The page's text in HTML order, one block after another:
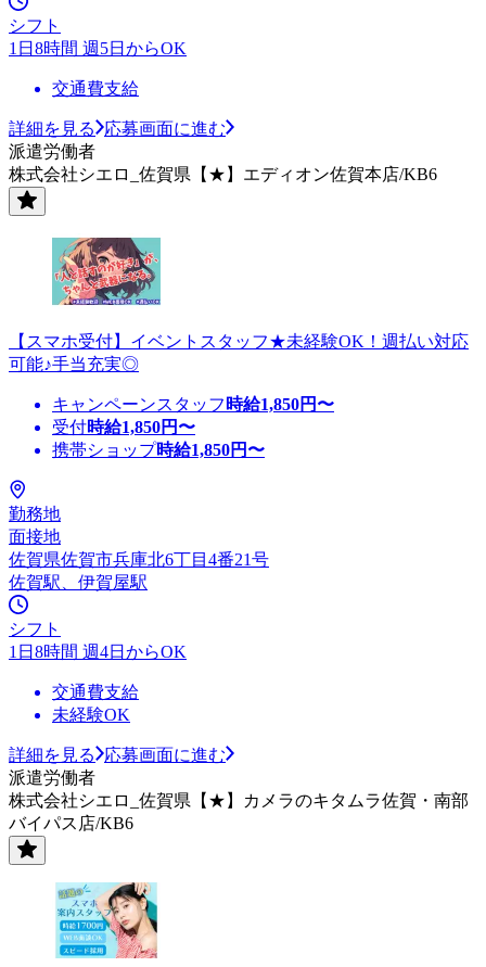
シフト
1日8時間 週5日からOK
交通費支給
詳細を見る
応募画面に進む
派遣労働者
株式会社シエロ_佐賀県【★】エディオン佐賀本店/KB6
【スマホ受付】イベントスタッフ★未経験OK！週払い対応
可能♪手当充実◎
キャンペーンスタッフ 時給1,850円〜
受付時給1,850円〜
携帯ショップ時給1,850円〜
勤務地
面接地
佐賀県佐賀市兵庫北6丁目4番21号
佐賀駅、伊賀屋駅
シフト
1日8時間 週4日からOK
交通費支給
未経験OK
詳細を見る
応募画面に進む
派遣労働者
株式会社シエロ_佐賀県【★】カメラのキタムラ佐賀・南部
バイパス店/KB6